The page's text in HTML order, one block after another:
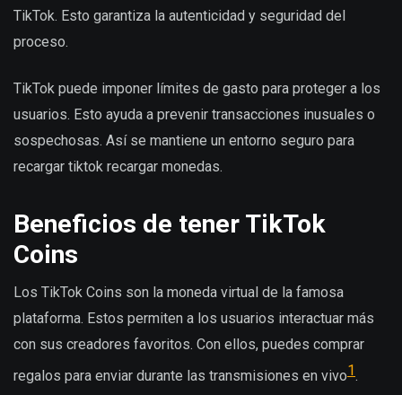
TikTok. Esto garantiza la autenticidad y seguridad del
proceso.
TikTok puede imponer límites de gasto para proteger a los
usuarios. Esto ayuda a prevenir transacciones inusuales o
sospechosas. Así se mantiene un entorno seguro para
recargar tiktok recargar monedas.
Beneficios de tener TikTok
Coins
Los TikTok Coins son la moneda virtual de la famosa
plataforma. Estos permiten a los usuarios interactuar más
con sus creadores favoritos. Con ellos, puedes comprar
regalos para enviar durante las transmisiones en vivo1.